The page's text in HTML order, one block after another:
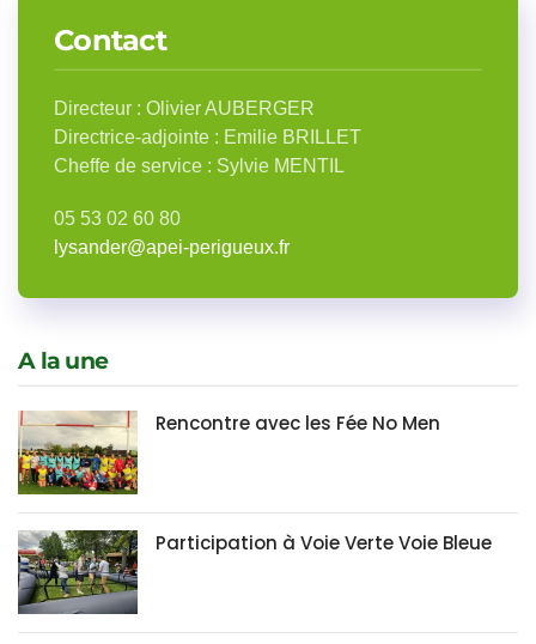
Contact
Directeur : Olivier AUBERGER
Directrice-adjointe : Emilie BRILLET
Cheffe de service : Sylvie MENTIL
05 53 02 60 80
lysander@apei-perigueux.fr
A la une
Rencontre avec les Fée No Men
Participation à Voie Verte Voie Bleue